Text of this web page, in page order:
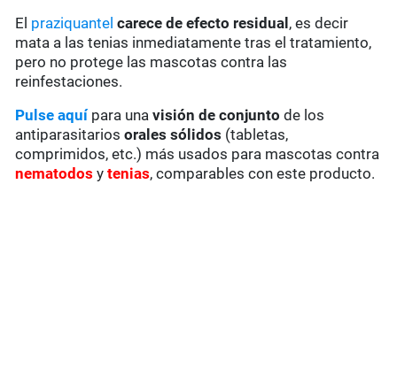
El praziquantel carece de efecto residual , es decir
mata a las tenias inmediatamente tras el tratamiento,
pero no protege las mascotas contra las
reinfestaciones.
Pulse aquípara unavisión de conjunto de los
antiparasitariosorales sólidos (tabletas,
comprimidos, etc.) más usados para mascotas contra
nematodos ytenias, comparables con este producto.